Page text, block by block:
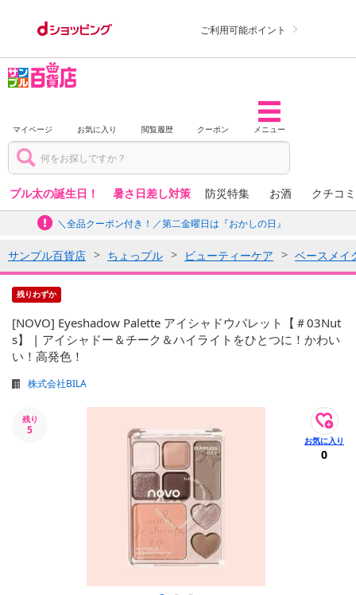
ご利用可能ポイント
マイページ お気に入り 閲覧履歴 クーポン メニュー
プル太の誕生日！ 暑さ日差し対策 防災特集 お酒 クチコ
＼全品クーポン付き！／第二金曜日は『おかしの日』
サンプル百貨店 ちょっプル ビューティーケア ベースメイ
残りわずか
[NOVO] Eyeshadow Palette アイシャドウパレット【＃03Nut
s】 | アイシャドー＆チーク＆ハイライトをひとつに！かわい
い！高発色！
株式会社BILA
残り
5
0